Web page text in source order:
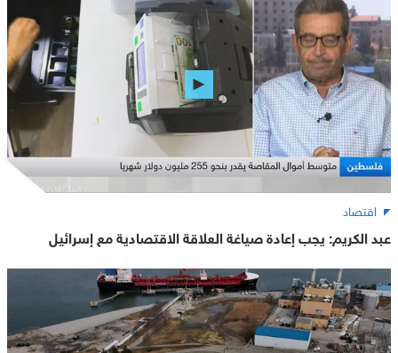
اقتصاد
عبد الكريم: يجب إعادة صياغة العلاقة الاقتصادية مع إسرائيل